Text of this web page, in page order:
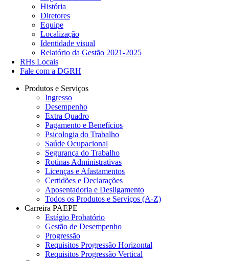
História
Diretores
Equipe
Localização
Identidade visual
Relatório da Gestão 2021-2025
RHs Locais
Fale com a DGRH
Produtos e Serviços
Ingresso
Desempenho
Extra Quadro
Pagamento e Benefícios
Psicologia do Trabalho
Saúde Ocupacional
Segurança do Trabalho
Rotinas Administrativas
Licenças e Afastamentos
Certidões e Declarações
Aposentadoria e Desligamento
Todos os Produtos e Serviços (A-Z)
Carreira PAEPE
Estágio Probatório
Gestão de Desempenho
Progressão
Requisitos Progressão Horizontal
Requisitos Progressão Vertical